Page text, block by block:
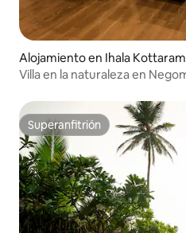
Alojamiento en Ihala
Villa en la naturaleza en
Superanfitrión
Superanfitrión